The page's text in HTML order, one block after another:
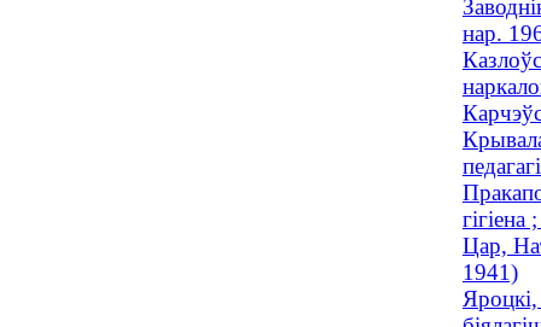
нар.
Цар,
1941)